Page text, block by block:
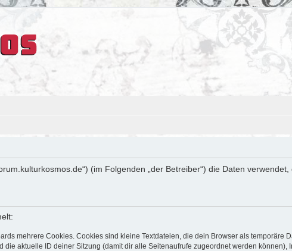
(im Folgenden „der Betreiber“) die Daten
mehrere Cookies. Cookies sind kleine Textdateien, die dein Browser als temporäre
aktuelle ID deiner Sitzung (damit dir alle Seitenaufrufe zugeordnet werden